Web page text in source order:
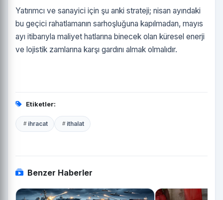
Yatırımcı ve sanayici için şu anki strateji; nisan ayındaki
bu geçici rahatlamanın sarhoşluğuna kapılmadan, mayıs
ayı itibarıyla maliyet hatlarına binecek olan küresel enerji
ve lojistik zamlarına karşı gardını almak olmalıdır.
Etiketler:
ihracat ithalat
Benzer Haberler